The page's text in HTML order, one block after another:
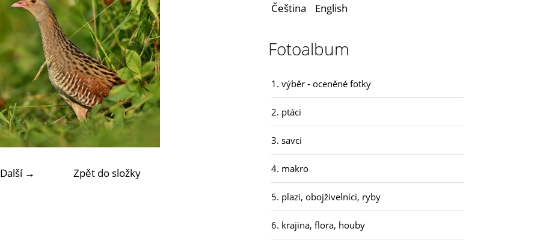
Další → Zpět do složky
Čeština English
Fotoalbum
1. výběr - oceněné fotky
2. ptáci
3. savci
4. makro
5. plazi, obojživelníci, ryby
6. krajina, flora, houby